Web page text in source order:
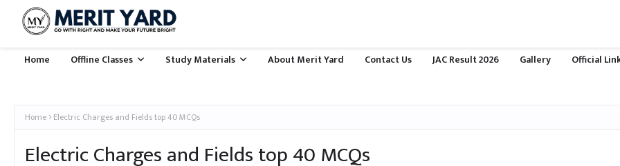
Home Offline Classes Study Materials About Merit Yard Contact Us JAC Result 2026 Gallery Official
Home Electric Charges and Fields top 40 MCQs
Electric Charges and Fields top 40 MCQs